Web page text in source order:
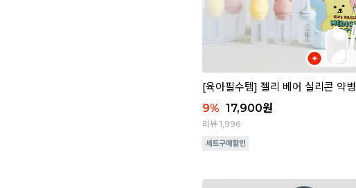
[육아필수템] 젤리 베어 실리콘 약병
9% 17,900원
리뷰 1,996